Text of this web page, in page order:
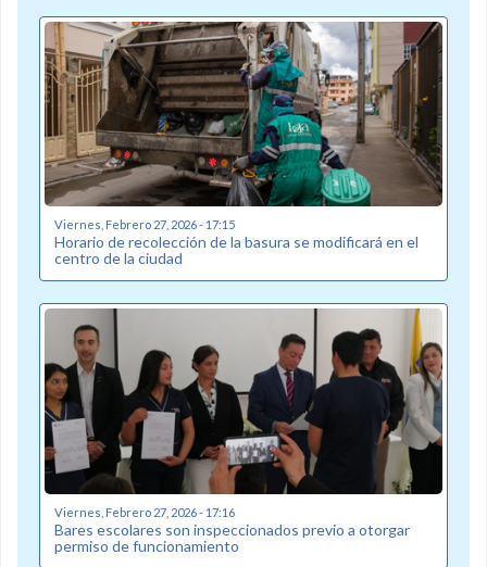
Viernes, Febrero 27, 2026 - 17:15
Horario de recolección de la basura se modificará en el
centro de la ciudad
Viernes, Febrero 27, 2026 - 17:16
Bares escolares son inspeccionados previo a otorgar
permiso de funcionamiento